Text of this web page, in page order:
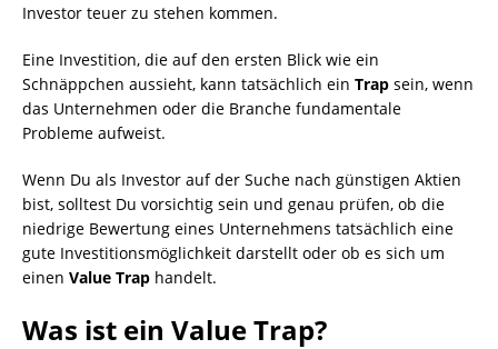
Investor teuer zu stehen kommen.
Eine Investition, die auf den ersten Blick wie ein
Schnäppchen aussieht, kann tatsächlich ein Trap sein, wenn
das Unternehmen oder die Branche fundamentale
Probleme aufweist.
Wenn Du als Investor auf der Suche nach günstigen Aktien
bist, solltest Du vorsichtig sein und genau prüfen, ob die
niedrige Bewertung eines Unternehmens tatsächlich eine
gute Investitionsmöglichkeit darstellt oder ob es sich um
einen Value Trap handelt.
Was ist ein Value Trap?